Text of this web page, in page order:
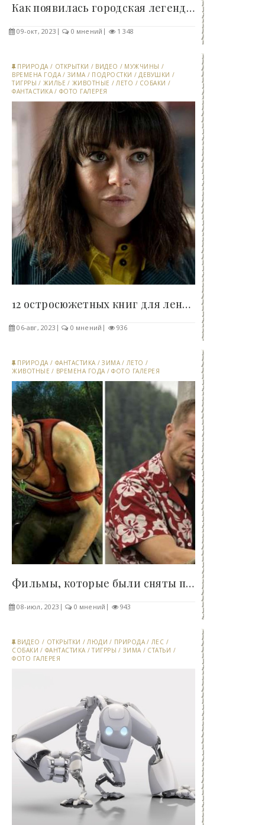
Как появилась городская легенда о подростке Джефф..
09-окт, 2023 0 мнений 1 348
ПРИРОДА / ОТКРЫТКИ / ВИДЕО / МУЖЧИНЫ /
ВРЕМЕНА ГОДА / ЗИМА / ПОДРОСТКИ /ДЕВУШКИ /
ТИГРРЫ / ЖИЛЬЕ / ЖИВОТНЫЕ /ЛЕТО / СОБАКИ /
ФАНТАСТИКА / ФОТО ГАЛЕРЕЯ
12 остросюжетных книг для ленивых летних вечеров,..
06-авг, 2023 0 мнений 936
ПРИРОДА / ФАНТАСТИКА /ЗИМА / ЛЕТО /
ЖИВОТНЫЕ / ВРЕМЕНА ГОДА /ФОТО ГАЛЕРЕЯ
Фильмы, которые были сняты по мотивам сюжетов..
08-июл, 2023 0 мнений 943
ВИДЕО / ОТКРЫТКИ /ЛЮДИ / ПРИРОДА / ЛЕС /
СОБАКИ / ФАНТАСТИКА /ТИГРРЫ / ЗИМА / СТАТЬИ /
ФОТО ГАЛЕРЕЯ